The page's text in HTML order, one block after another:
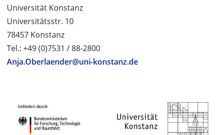
Universität Konstanz
Universitätsstr. 10
78457 Konstanz
Tel.: +49 (0)7531 / 88-2800
Anja.Oberlaender@uni-konstanz.de